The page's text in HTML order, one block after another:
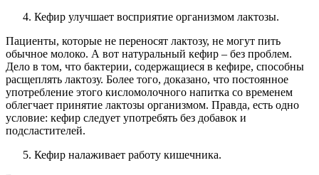
Кефир улучшает восприятие организмом лактозы.
Пациенты, которые не переносят лактозу, не могут пить
обычное молоко. А вот натуральный кефир – без проблем.
Дело в том, что бактерии, содержащиеся в кефире, способны
расщеплять лактозу. Более того, доказано, что постоянное
употребление этого кисломолочного напитка со временем
облегчает принятие лактозы организмом. Правда, есть одно
условие: кефир следует употребять без добавок и
подсластителей.
Кефир налаживает работу кишечника.